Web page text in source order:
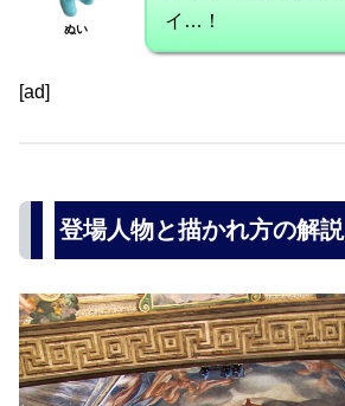
ぬい
イ…！
[ad]
登場人物と描かれ方の解説